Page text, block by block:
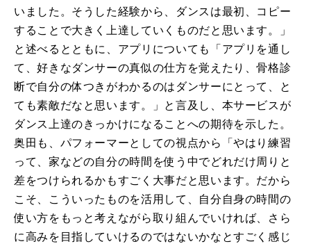
いました。そうした経験から、ダンスは最初、コピー
することで大きく上達していくものだと思います。」
と述べるとともに、アプリについても「アプリを通し
て、好きなダンサーの真似の仕方を覚えたり、骨格診
断で自分の体つきがわかるのはダンサーにとって、と
ても素敵だなと思います。」と言及し、本サービスが
ダンス上達のきっかけになることへの期待を示した。
奥田も、パフォーマーとしての視点から「やはり練習
って、家などの自分の時間を使う中でどれだけ周りと
差をつけられるかもすごく大事だと思います。だから
こそ、こういったものを活用して、自分自身の時間の
使い方をもっと考えながら取り組んでいければ、さら
に高みを目指していけるのではないかなとすごく感じ